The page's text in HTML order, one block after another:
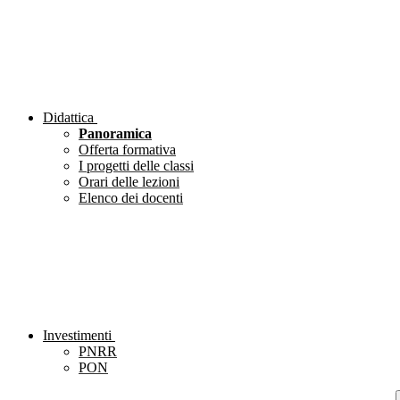
Didattica
Panoramica
Offerta formativa
I progetti delle classi
Orari delle lezioni
Elenco dei docenti
Investimenti
PNRR
PON